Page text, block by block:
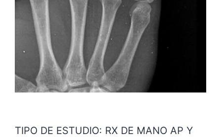
TIPO DE ESTUDIO: RX DE MANO AP Y